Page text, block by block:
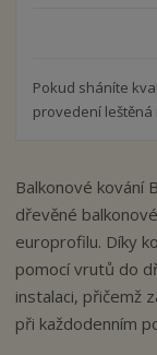
Pokud sháníte
provedení leštěná
Balkonové kování
dřevěné
europrofilu. Díky
pomocí vrutů do
instalaci, přičemž
při každodenním